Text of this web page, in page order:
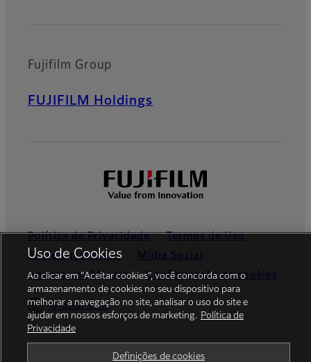
Fujifilm Group
FUJIFILM Holdings
Política de Privacidade
Termos de Uso
Entre em contato
Mídia Social
Aplicativos Móveis
Configuração de cookies
Global site
© FUJIFILM do Brasil Ltda.
Uso de Cookies
Ao clicar em “Aceitar cookies”, você concorda com o
armazenamento de cookies no seu dispositivo para
melhorar a navegação no site, analisar o uso do site e
ajudar em nossos esforços de marketing. Política de
Privacidade
Definições de cookies